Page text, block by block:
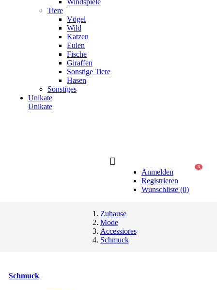
Windspiele
Tiere
Vögel
Wild
Katzen
Eulen
Fische
Giraffen
Sonstige Tiere
Hasen
Sonstiges
Unikate
Unikate
Anmelden
Registrieren
Wunschliste (0)
0
Zuhause
Mode
Accessiores
Schmuck
Schmuck